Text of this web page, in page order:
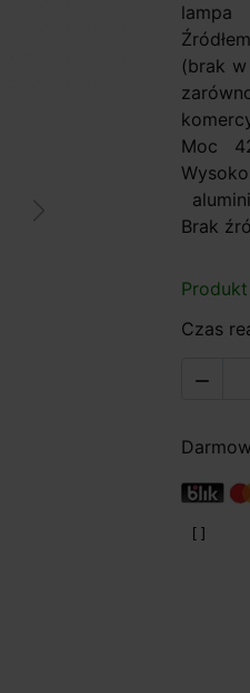
lampa
(brak
Moc
Brak
Czas
